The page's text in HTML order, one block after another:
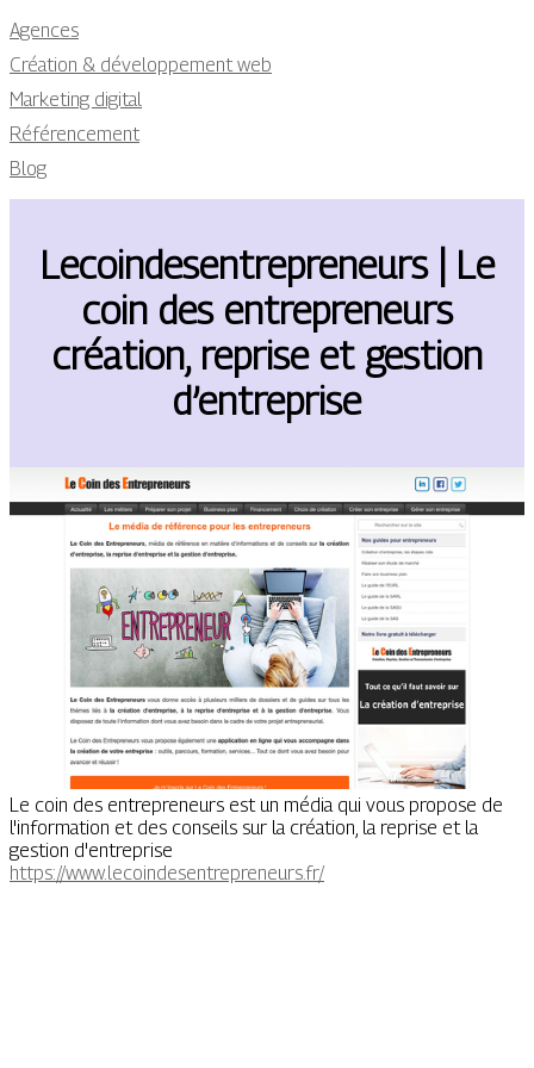
Agences
Création & développement web
Marketing digital
Référencement
Blog
Lecoin­desentrep­re­neurs | Le
coin des entrep­re­neurs
création, reprise et gestion
d’entreprise
Le coin des entrepreneurs est un média qui vous propose de
l'information et des conseils sur la création, la reprise et la
gestion d'entreprise
https://www.lecoindesentrepreneurs.fr/